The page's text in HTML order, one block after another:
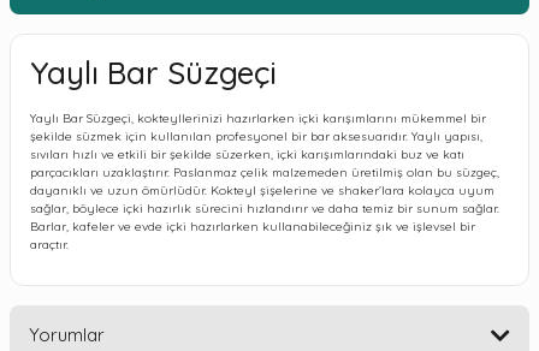
Yaylı Bar Süzgeçi
Yaylı Bar Süzgeçi, kokteyllerinizi hazırlarken içki karışımlarını mükemmel bir
şekilde süzmek için kullanılan profesyonel bir bar aksesuarıdır. Yaylı yapısı,
sıvıları hızlı ve etkili bir şekilde süzerken, içki karışımlarındaki buz ve katı
parçacıkları uzaklaştırır. Paslanmaz çelik malzemeden üretilmiş olan bu süzgeç,
dayanıklı ve uzun ömürlüdür. Kokteyl şişelerine ve shaker’lara kolayca uyum
sağlar, böylece içki hazırlık sürecini hızlandırır ve daha temiz bir sunum sağlar.
Barlar, kafeler ve evde içki hazırlarken kullanabileceğiniz şık ve işlevsel bir
araçtır.
Yorumlar